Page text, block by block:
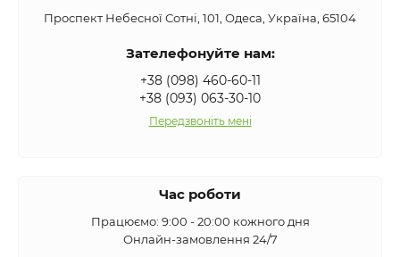
Проспект Небесної Сотні, 101, Одеса, Україна, 65104
Зателефонуйте нам:
+38 (098) 460-60-11
+38 (093) 063-30-10
Передзвоніть мені
Час роботи
Працюємо: 9:00 - 20:00 кожного дня
Онлайн-замовлення 24/7